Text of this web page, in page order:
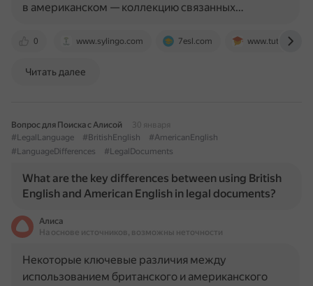
0 www.sylingo.com 7esl.com www.tutoring-
в американском — коллекцию связанных…
Читать далее
Вопрос для Поиска с Алисой
30 января
#LegalLanguage
#BritishEnglish
#AmericanEnglish
#LanguageDifferences
#LegalDocuments
What are the key differences between using British
English and American English in legal documents?
Алиса
На основе источников, возможны неточности
Некоторые ключевые различия между
использованием британского и американского